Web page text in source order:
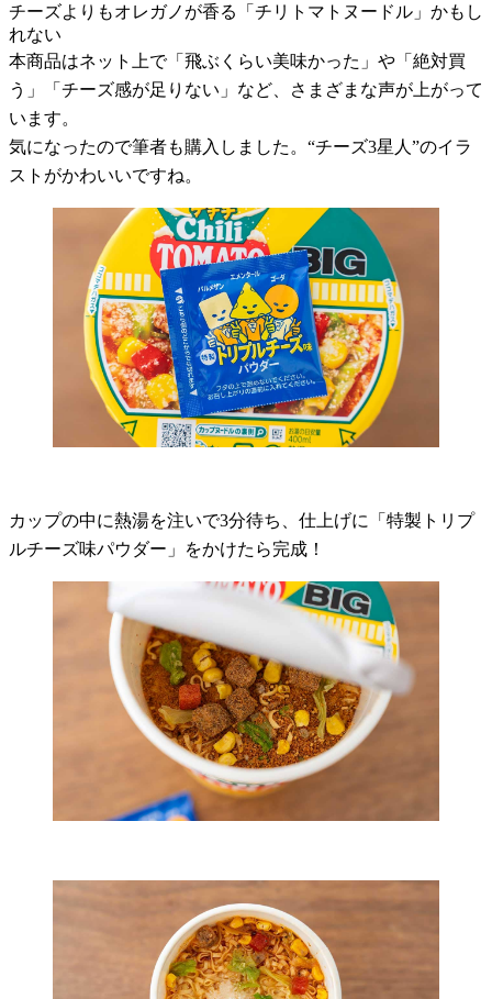
チーズよりもオレガノが香る「チリトマトヌードル」かもし
れない
本商品はネット上で「飛ぶくらい美味かった」や「絶対買
う」「チーズ感が足りない」など、さまざまな声が上がって
います。
気になったので筆者も購入しました。“チーズ3星人”のイラ
ストがかわいいですね。
カップの中に熱湯を注いで3分待ち、仕上げに「特製トリプ
ルチーズ味パウダー」をかけたら完成！